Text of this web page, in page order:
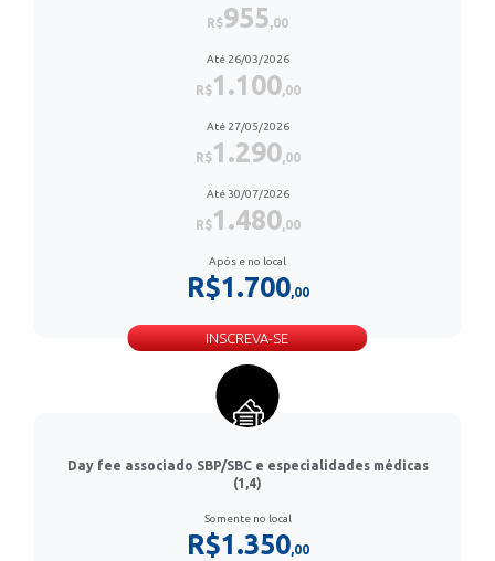
R$955,00
Até 26/03/2026
R$1.100,00
Até 27/05/2026
R$1.290,00
Até 30/07/2026
R$1.480,00
Após e no local
R$1.700,00
INSCREVA-SE
Day fee associado SBP/SBC e especialidades médicas
(1,4)
Somente no local
R$1.350,00